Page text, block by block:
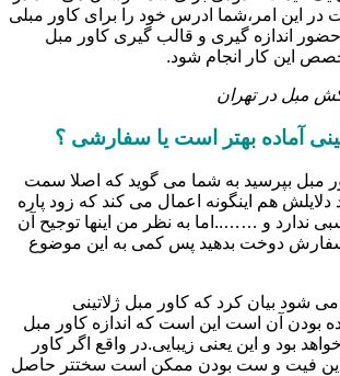
این امر،شما ادرس خود را برای کاور مبلی
حضور اندازه گیری و قالب گیری کاور مبل
این کار انجام شود.
مبل در تهران
آماده بهتر است یا سفارشی ؟
مبل بپرسید به شما می گوید که اصلا سمت
دلایلش هم اینگونه اعمال می کند که زود پاره
ندارد و ……..اما به نظر من اینها توجیح آن
دوخت بدهید پس کمی به این موضوع
شود بیان کرد که کاور مبل ژلاتینی
بودن آن است این است که اندازه کاور مبل
بود و این یعنی زیبایی.در واقع اگر کاور
این فیت و ست بودن ممکن است سختتر حاصل